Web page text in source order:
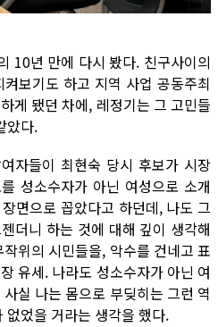
10년 만에 다시 봤다. 친구사이의
보기도 하고 지역 사업 공동주최
게 됐던 차에, 레정기는 그 고민들
았다.
자들이 최현숙 당시 후보가 시장
성소수자가 아닌 여성으로 소개
면으로 꼽았다고 하던데, 나도 그
더니 하는 것에 대해 깊이 생각해
위의 시민들을, 악수를 건네고 표
유세. 나라도 성소수자가 아닌 여
실 나는 몸으로 부딪히는 그런 역
없었을 거라는 생각을 했다.